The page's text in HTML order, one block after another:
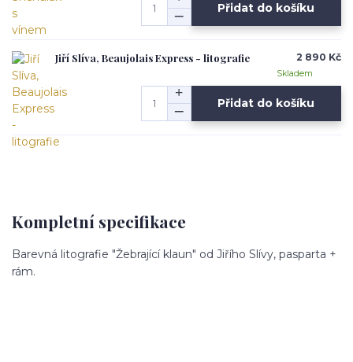
Přidat do košíku
Jiří Slíva, Beaujolais Express - litografie 2 890 Kč
Skladem
Přidat do košíku
Kompletní specifikace
Barevná litografie "Žebrající klaun" od Jiřího Slívy, pasparta +
rám.